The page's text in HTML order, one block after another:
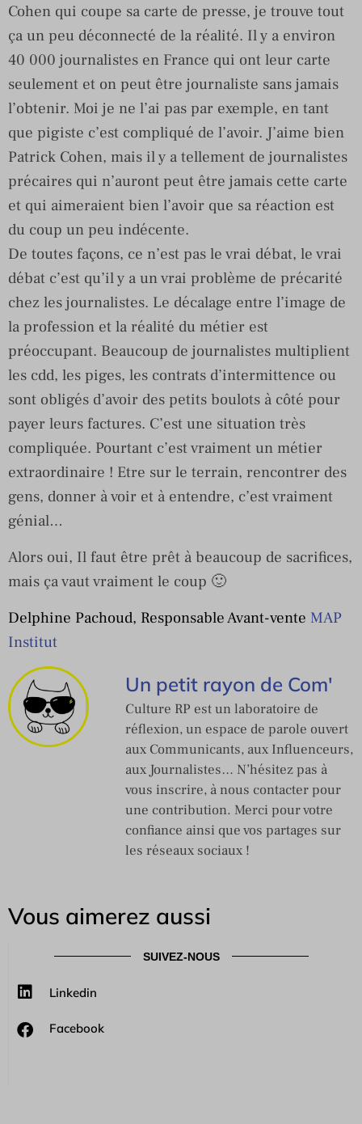
Cohen qui coupe sa carte de presse, je trouve tout
ça un peu déconnecté de la réalité. Il y a environ
40 000 journalistes en France qui ont leur carte
seulement et on peut être journaliste sans jamais
l’obtenir. Moi je ne l’ai pas par exemple, en tant
que pigiste c’est compliqué de l’avoir. J’aime bien
Patrick Cohen, mais il y a tellement de journalistes
précaires qui n’auront peut être jamais cette carte
et qui aimeraient bien l’avoir que sa réaction est
du coup un peu indécente.
De toutes façons, ce n’est pas le vrai débat, le vrai
débat c’est qu’il y a un vrai problème de précarité
chez les journalistes. Le décalage entre l’image de
la profession et la réalité du métier est
préoccupant. Beaucoup de journalistes multiplient
les cdd, les piges, les contrats d’intermittence ou
sont obligés d’avoir des petits boulots à côté pour
payer leurs factures. C’est une situation très
compliquée. Pourtant c’est vraiment un métier
extraordinaire ! Etre sur le terrain, rencontrer des
gens, donner à voir et à entendre, c’est vraiment
génial…
Alors oui, Il faut être prêt à beaucoup de sacrifices,
mais ça vaut vraiment le coup 🙂
Delphine Pachoud, Responsable Avant-vente MAP
Institut
Un petit rayon de Com'
Culture RP est un laboratoire de
réflexion, un espace de parole ouvert
aux Communicants, aux Influenceurs,
aux Journalistes… N’hésitez pas à
vous inscrire, à nous contacter pour
une contribution. Merci pour votre
confiance ainsi que vos partages sur
les réseaux sociaux !
Vous aimerez aussi
SUIVEZ-NOUS
Linkedin
Facebook